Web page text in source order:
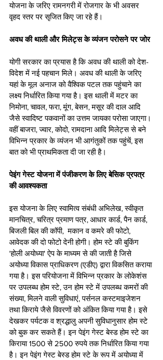
योजना के जरिए रामनगरी में रोजगार के भी अवसर
वृहद स्तर पर सृजित किए जा रहे हैं।
अवध की थाली और मिलेट्स के व्यंजन परोसने पर जोर
योगी सरकार का प्रयास है कि अवध की थाली को देश-
विदेश में नई पहचान मिले। अवध की थाली के जरिए
यहां के मूल अनाज को वैश्विक पटल तक पहुंचाने का
लक्ष्य निर्धारित किया गया है। इस थाली में मटर का
निमोना, चावल, फरा, मूंग, बेसन, मसूर की दाल आदि
जैसे स्वादिष्ट पकवानों का उत्तम जायका परोसा जाएगा।
वहीं बाजरा, ज्वार, कोदो, रामदाना आदि मिलेट्स से बने
विभिन्न प्रकार के व्यंजन भी आगंतुकों तक पहुंचें, इस
बात को भी प्राथमिकता दी जा रही है।
पेइंग गेस्ट योजना में पंजीकरण के लिए बेसिक प्रपत्र
की आवश्यकता
इस योजना के लिए स्वामित्व संबंधी अभिलेख, स्वीकृत
मानचित्र, चरित्र प्रमाण पत्र, आधार कार्ड, पैन कार्ड,
बिजली बिल की कॉपी,  मकान व कमरे की फोटो,
आवेदक की दो फोटो देनी होगी। होम स्टे की बुकिंग
'होली अयोध्या' ऐप के माध्यम से की जाती है जिसे
अयोध्या विकास प्राधिकरण (एडीए) द्वारा विकसित कराया
गया है। इस परियोजना में विभिन्न प्रकार के लोकेशंस
पर उपलब्ध होम स्टे, उन होम स्टे में उपलब्ध कमरों की
संख्या, मिलने वाली सुविधाएं, पर्सनल कस्टमाइजेशन
तथा किराये जैसे विवरणों को अंकित किया गया है। इसे
देखकर पर्यटक व श्रद्धालु अपनी सुविधानुसार होम स्टे
को बुक कर सकते हैं। इन पेइंग गेस्ट बेस्ड होम स्टे का
किराया 1500 से 2500 रुपये तक निर्धारित किया गया
है। इन पेइंग गेस्ट बेस्ड होम स्टे के रूप में अयोध्या में